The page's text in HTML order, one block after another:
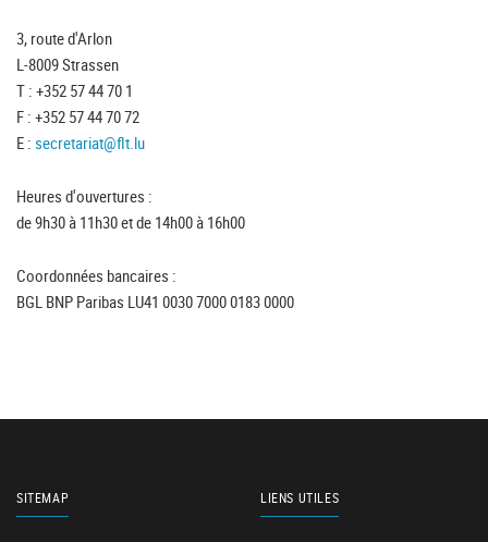
3, route d'Arlon
L-8009 Strassen
T : +352 57 44 70 1
F : +352 57 44 70 72
E : secretariat@flt.lu
Heures d'ouvertures :
de 9h30 à 11h30 et de 14h00 à 16h00
Coordonnées bancaires :
BGL BNP Paribas LU41 0030 7000 0183 0000
SITEMAP LIENS UTILES